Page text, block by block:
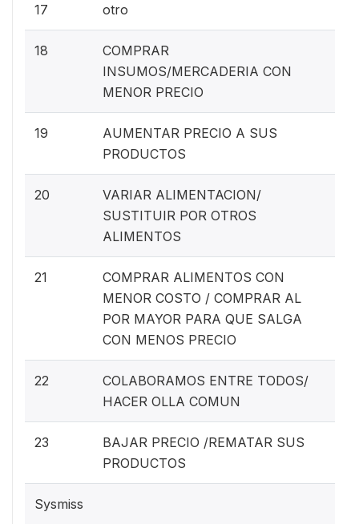
17 otro
18
COMPRAR
INSUMOS/MERCADERIA CON
MENOR PRECIO
19
AUMENTAR PRECIO A SUS
PRODUCTOS
20
VARIAR ALIMENTACION/
SUSTITUIR POR OTROS
ALIMENTOS
21
COMPRAR ALIMENTOS CON
MENOR COSTO / COMPRAR AL
POR MAYOR PARA QUE SALGA
CON MENOS PRECIO
22
COLABORAMOS ENTRE TODOS/
HACER OLLA COMUN
23
BAJAR PRECIO /REMATAR SUS
PRODUCTOS
Sysmiss